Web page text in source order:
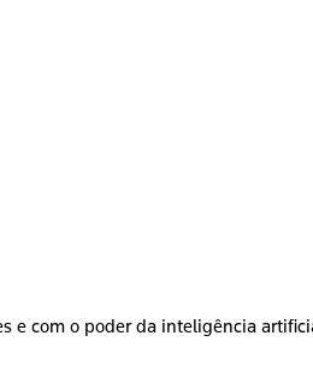
com o poder da inteligência